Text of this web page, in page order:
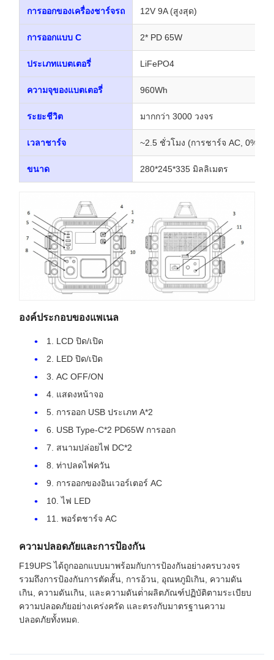
การออกของเครื่องชาร์จรถ 12V 9A (สูงสุด)
การออกแบบ C 2* PD 65W
ประเภทแบตเตอรี่ LiFePO4
ความจุของแบตเตอรี่ 960Wh
ระยะชีวิต มากกว่า 3000 วงจร
เวลาชาร์จ ~2.5 ชั่วโมง (การชาร์จ AC, 0% ถึง
ขนาด 280*245*335 มิลลิเมตร
องค์ประกอบของแพเนล
1. LCD ปิด/เปิด
2. LED ปิด/เปิด
3. AC OFF/ON
4. แสดงหน้าจอ
5. การออก USB ประเภท A*2
6. USB Type-C*2 PD65W การออก
7. สนามปล่อยไฟ DC*2
8. ท่าปลดไฟควัน
9. การออกของอินเวอร์เตอร์ AC
10. ไฟ LED
11. พอร์ตชาร์จ AC
ความปลอดภัยและการป้องกัน
F19UPS ได้ถูกออกแบบมาพร้อมกับการป้องกันอย่างครบวงจร
รวมถึงการป้องกันการตัดสั้น, การอ้วน, อุณหภูมิเกิน, ความดัน
เกิน, ความดันเกิน, และความดันต่ําผลิตภัณฑ์ปฏิบัติตามระเบียบ
ความปลอดภัยอย่างเคร่งครัด และตรงกับมาตรฐานความ
ปลอดภัยทั้งหมด.